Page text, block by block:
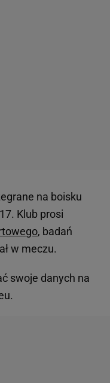
na boisku
Klub prosi
, badań
w meczu.
swoje danych na